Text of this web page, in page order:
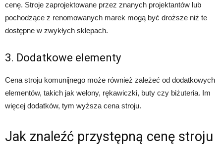
cenę. Stroje zaprojektowane przez znanych projektantów lub
pochodzące z renomowanych marek mogą być droższe niż te
dostępne w zwykłych sklepach.
3. Dodatkowe elementy
Cena stroju komunijnego może również zależeć od dodatkowych
elementów, takich jak welony, rękawiczki, buty czy biżuteria. Im
więcej dodatków, tym wyższa cena stroju.
Jak znaleźć przystępną cenę stroju